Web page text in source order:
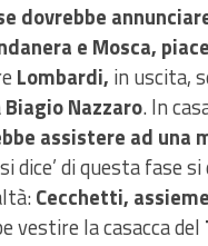
dovrebbe
e Mosca,
Lombardi, in uscita,
Biagio Nazzaro. In
assistere ad una
dice’ di questa fase
Cecchetti,
vestire la casacca del